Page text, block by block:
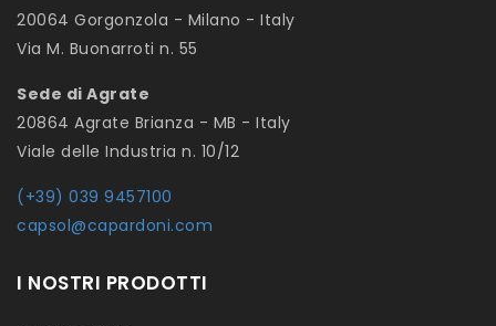
20064 Gorgonzola - Milano - Italy
Via M. Buonarroti n. 55
Sede di Agrate
20864 Agrate Brianza - MB - Italy
Viale delle Industria n. 10/12
(+39) 039 9457100
capsol@capardoni.com
I NOSTRI PRODOTTI